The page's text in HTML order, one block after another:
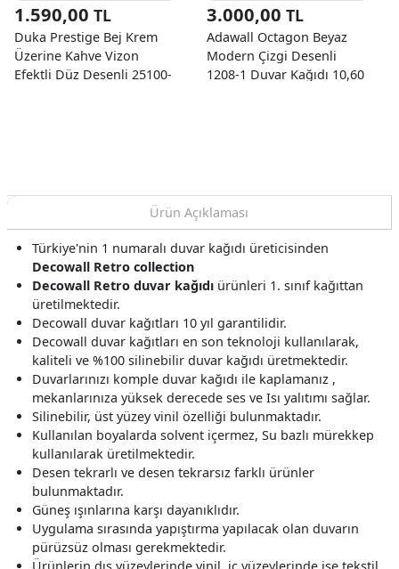
1.590,00 TL
Duka Prestige Bej Krem
Üzerine Kahve Vizon
Efektli Düz Desenli 25100-
3.000,00 TL
Adawall Octagon Beyaz
Modern Çizgi Desenli
1208-1 Duvar Kağıdı 10,60
Ürün Açıklaması
Türkiye'nin 1 numaralı duvar kağıdı üreticisinden
Decowall Retro collection
Decowall Retro duvar kağıdı ürünleri 1. sınıf kağıttan
üretilmektedir.
Decowall duvar kağıtları 10 yıl garantilidir.
Decowall duvar kağıtları en son teknoloji kullanılarak,
kaliteli ve %100 silinebilir duvar kağıdı üretmektedir.
Duvarlarınızı komple duvar kağıdı ile kaplamanız ,
mekanlarınıza yüksek derecede ses ve Isı yalıtımı sağlar.
Silinebilir, üst yüzey vinil özelliği bulunmaktadır.
Kullanılan boyalarda solvent içermez, Su bazlı mürekkep
kullanılarak üretilmektedir.
Desen tekrarlı ve desen tekrarsız farklı ürünler
bulunmaktadır.
Güneş ışınlarına karşı dayanıklıdır.
Uygulama sırasında yapıştırma yapılacak olan duvarın
pürüzsüz olması gerekmektedir.